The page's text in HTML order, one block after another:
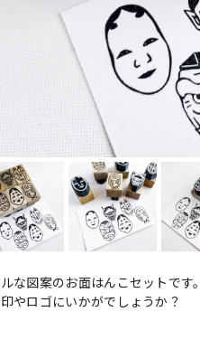
な図案のお面はんこセットです。
やロゴにいかがでしょうか？